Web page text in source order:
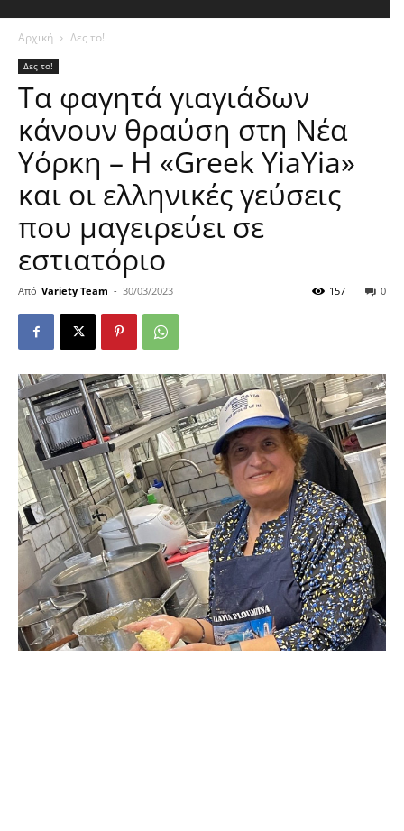
Αρχική Δες το!
Δες το!
Τα φαγητά γιαγιάδων
κάνουν θραύση στη Νέα
Υόρκη – Η «Greek YiaYia»
και οι ελληνικές γεύσεις
που μαγειρεύει σε
εστιατόριο
Από Variety Team - 30/03/2023 0
157